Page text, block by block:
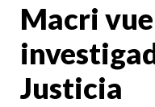
Macri
Justicia